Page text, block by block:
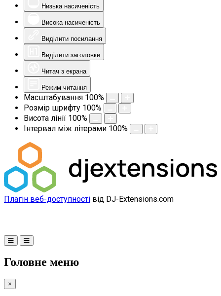
Низька насиченість
Висока насиченість
Виділити посилання
Виділити заголовки
Читач з екрана
Режим читання
Масштабування 100%
Розмір шрифту 100%
Висота лінії 100%
Інтервал між літерами 100%
Плагін веб-доступності від DJ-Extensions.com
Головне меню
×